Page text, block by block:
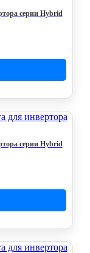
серии Hybrid
серии Hybrid